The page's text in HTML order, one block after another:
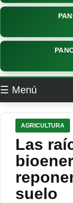
☰ Menú
AGRICULTURA
Las
suelo